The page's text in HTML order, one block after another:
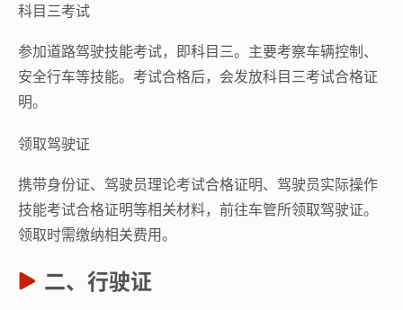
科目三考试
参加道路驾驶技能考试，即科目三。主要考察车辆控制、
安全行车等技能。考试合格后，会发放科目三考试合格证
明。
领取驾驶证
携带身份证、驾驶员理论考试合格证明、驾驶员实际操作
技能考试合格证明等相关材料，前往车管所领取驾驶证。
领取时需缴纳相关费用。
二、行驶证